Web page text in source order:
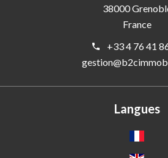
38000
France
+33 4 76 41
Langues